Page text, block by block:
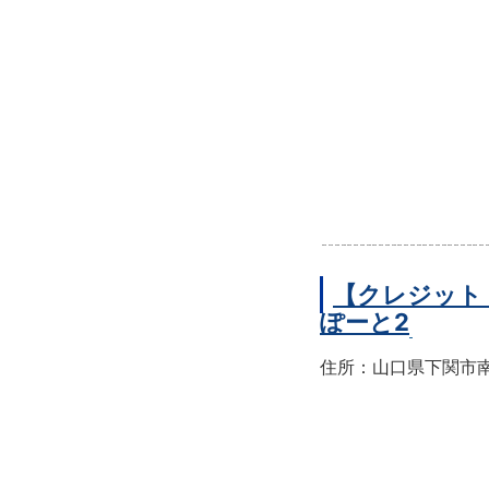
【クレジッ
ぽーと2
住所：山口県下関市